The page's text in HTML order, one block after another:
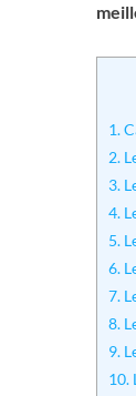
1.
2.
3.
4.
5.
6.
7.
8.
9.
10.